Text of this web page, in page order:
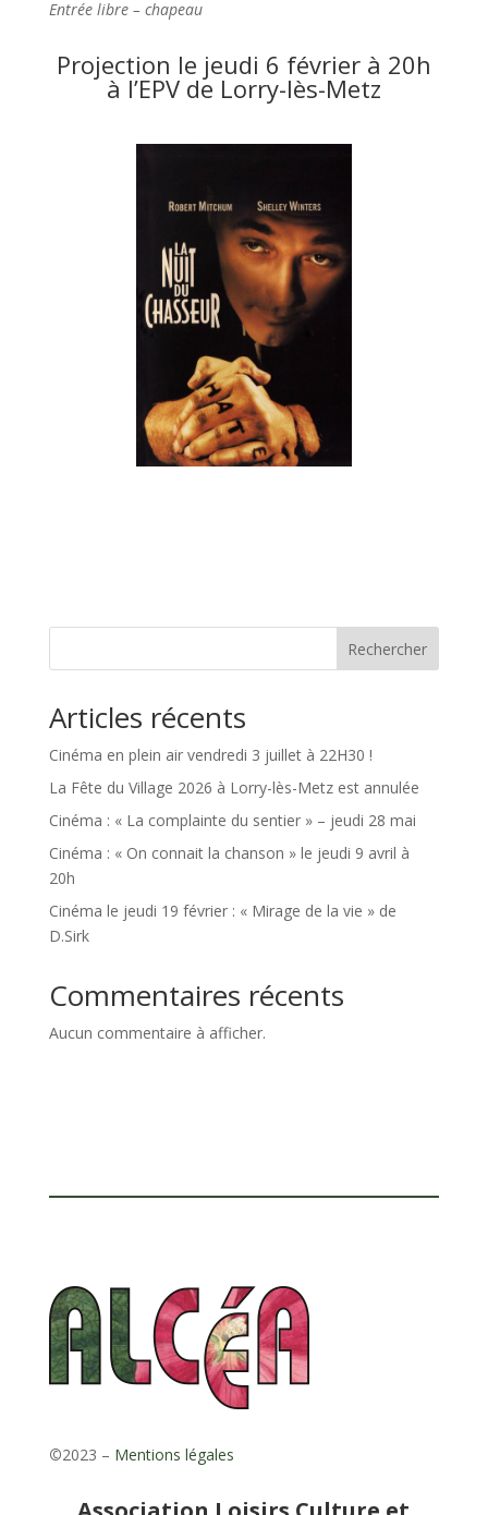
Entrée libre – chapeau
Projection le jeudi 6 février à 20h
à l’EPV de Lorry-lès-Metz
Rechercher
Articles récents
Cinéma en plein air vendredi 3 juillet à 22H30 !
La Fête du Village 2026 à Lorry-lès-Metz est annulée
Cinéma : « La complainte du sentier » – jeudi 28 mai
Cinéma : « On connait la chanson » le jeudi 9 avril à
20h
Cinéma le jeudi 19 février : « Mirage de la vie » de
D.Sirk
Commentaires récents
Aucun commentaire à afficher.
©2023 – Mentions légales